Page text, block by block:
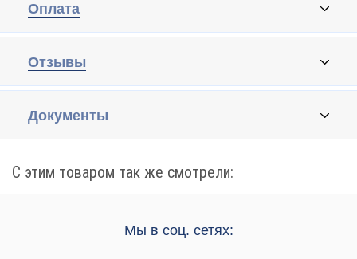
Оплата
Отзывы
Документы
С этим товаром так же смотрели:
Мы в соц. сетях: